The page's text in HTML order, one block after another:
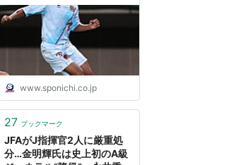
www.sponichi.co.jp
27 ブックマーク
JFAがJ指揮官2人に厳重処
分…金明輝氏は史上初のA級